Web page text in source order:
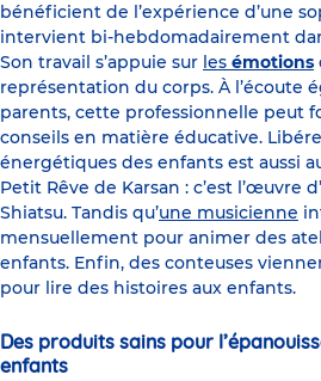
bénéficient de l’expérience d’une
intervient bi-hebdomadairement
Son travail s’appuie sur les émotions
représentation du corps. À l’écoute
parents, cette professionnelle peut
conseils en matière éducative.
énergétiques des enfants est aussi
Petit Rêve de Karsan : c’est l’œuvre
Shiatsu. Tandis qu’une musicienne
mensuellement pour animer des
enfants. Enfin, des conteuses
pour lire des histoires aux enfants.
Des produits sains pour
enfants